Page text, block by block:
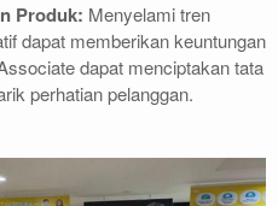
Produk: Menyelami tren
dapat memberikan keuntungan
dapat menciptakan tata
perhatian pelanggan.